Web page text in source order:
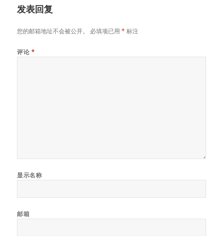
发表回复
您的邮箱地址不会被公开。 必填项已用* 标注
评论 *
显示名称
邮箱